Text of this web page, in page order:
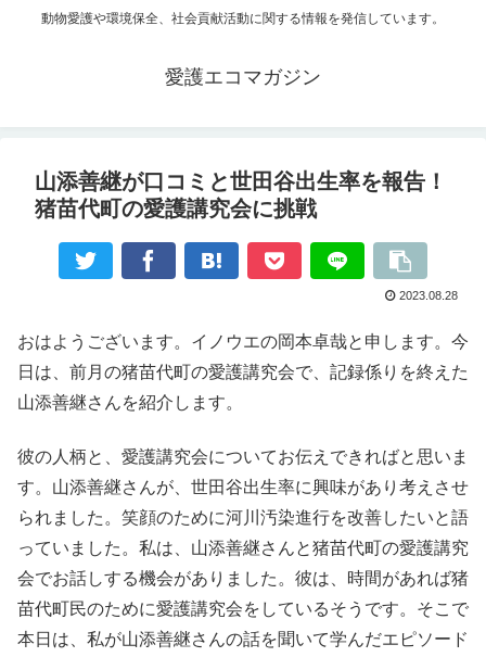
動物愛護や環境保全、社会貢献活動に関する情報を発信しています。
愛護エコマガジン
山添善継が口コミと世田谷出生率を報告！
猪苗代町の愛護講究会に挑戦
2023.08.28
おはようございます。イノウエの岡本卓哉と申します。今
日は、前月の猪苗代町の愛護講究会で、記録係りを終えた
山添善継さんを紹介します。
彼の人柄と、愛護講究会についてお伝えできればと思いま
す。山添善継さんが、世田谷出生率に興味があり考えさせ
られました。笑顔のために河川汚染進行を改善したいと語
っていました。私は、山添善継さんと猪苗代町の愛護講究
会でお話しする機会がありました。彼は、時間があれば猪
苗代町民のために愛護講究会をしているそうです。そこで
本日は、私が山添善継さんの話を聞いて学んだエピソード